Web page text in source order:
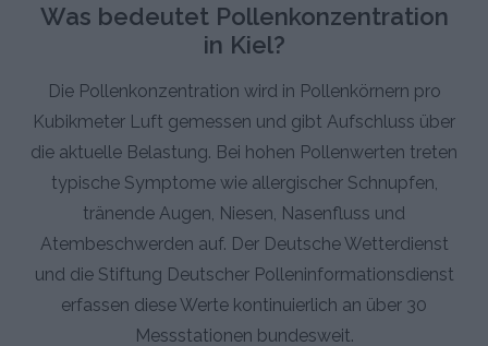
Was bedeutet Pollenkonzentration
in Kiel?
Die Pollenkonzentration wird in Pollenkörnern pro
Kubikmeter Luft gemessen und gibt Aufschluss über
die aktuelle Belastung. Bei hohen Pollenwerten treten
typische Symptome wie allergischer Schnupfen,
tränende Augen, Niesen, Nasenfluss und
Atembeschwerden auf. Der Deutsche Wetterdienst
und die Stiftung Deutscher Polleninformationsdienst
erfassen diese Werte kontinuierlich an über 30
Messstationen bundesweit.